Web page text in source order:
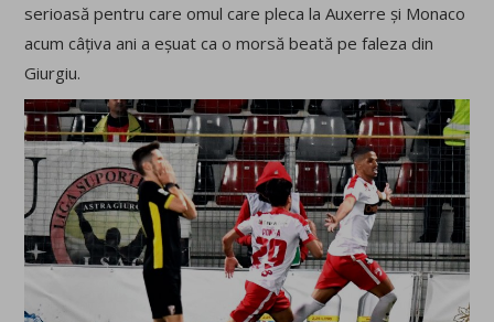
serioasă pentru care omul care pleca la Auxerre și Monaco
acum câțiva ani a eșuat ca o morsă beată pe faleza din
Giurgiu.